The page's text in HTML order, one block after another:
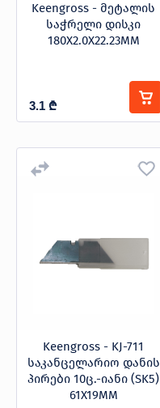
Keengross - მეტალის
საჭრელი დისკი
180X2.0X22.23MM
3.1 ₾
Keengross - KJ-711
საკანცელარიო დანის
პირები 10ც.-იანი (SK5)
61X19MM